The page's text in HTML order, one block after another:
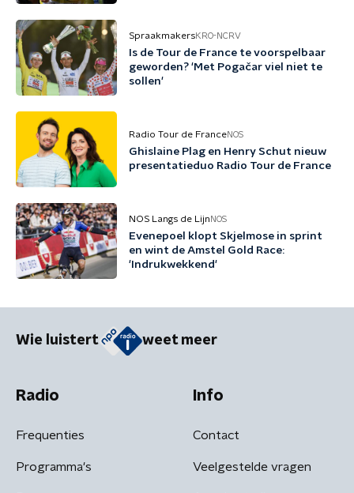
SpraakmakersKRO-NCRV
Is de Tour de France te voorspelbaar
geworden? 'Met Pogačar viel niet te
sollen'
Radio Tour de FranceNOS
Ghislaine Plag en Henry Schut nieuw
presentatieduo Radio Tour de France
NOS Langs de Lijn NOS
Evenepoel klopt Skjelmose in sprint
en wint de Amstel Gold Race:
'Indrukwekkend'
Wie luistert weet meer
Radio
Frequenties
Programma's
Info
Contact
Veelgestelde vragen